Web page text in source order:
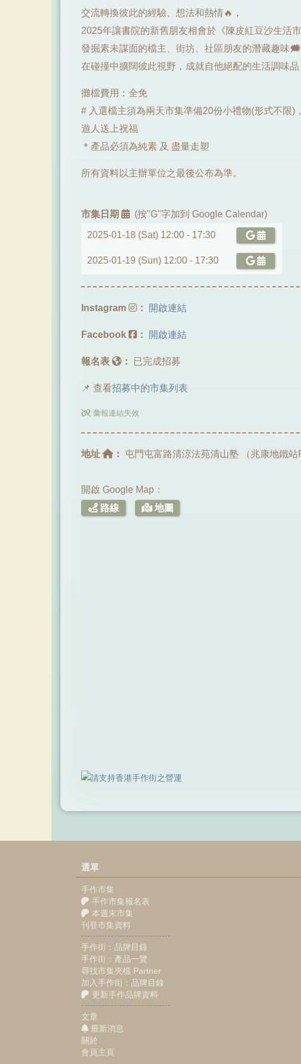
交流轉換彼此的經驗、想法和熱情🔥，
2025年讓書院的新舊朋友相會於《陳皮紅豆沙生活市
發掘素未謀面的檔主、街坊、社區朋友的潛藏趣味🗯️
在碰撞中擴闊彼此視野，成就自他絕配的生活調味品
攤檔費用：全免
# 入選檔主須為兩天市集準備20份小禮物(形式不限)
遊人送上祝福
＊產品必須為純素 及 盡量走塑
所有資料以主辦單位之最後公布為準。
市集日期 (按"G"字加到 Google Calendar)
2025-01-18 (Sat) 12:00 - 17:30
2025-01-19 (Sun) 12:00 - 17:30
Instagram ： 開啟連結
Facebook ： 開啟連結
報名表 ： 已完成招募
📌 查看招募中的市集列表
彙報連結失效
地址 ： 屯門屯富路清涼法苑清山塾 （兆康地鐵站
開啟 Google Map：
路線
地圖
選單
手作市集
手作市集報名表
本週末市集
刊登市集資料
手作街：品牌目錄
手作街：產品一覽
尋找市集夾檔 Partner
加入手作街：品牌目錄
更新手作品牌資料
文章
最新消息
關於
會員主頁